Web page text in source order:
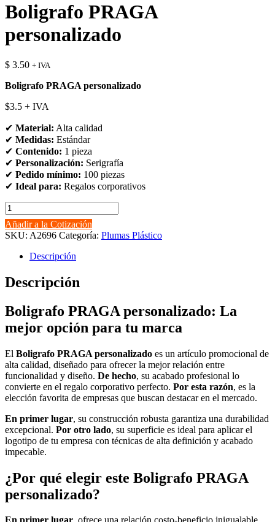
Boligrafo PRAGA
personalizado
$ 3.50 + IVA
Boligrafo PRAGA personalizado
$3.5 + IVA
✔ Material: Alta calidad
✔ Medidas: Estándar
✔ Contenido: 1 pieza
✔ Personalización: Serigrafía
✔ Pedido mínimo: 100 piezas
✔ Ideal para: Regalos corporativos
Boligrafo
PRAGA
personalizado
cantidad
Añadir a la Cotización
SKU: A2696 Categoría: Plumas Plástico
Descripción
Descripción
Boligrafo PRAGA personalizado: La
mejor opción para tu marca
El Boligrafo PRAGA personalizado es un artículo promocional de
alta calidad, diseñado para ofrecer la mejor relación entre
funcionalidad y diseño. De hecho, su acabado profesional lo
convierte en el regalo corporativo perfecto. Por esta razón, es la
elección favorita de empresas que buscan destacar en el mercado.
En primer lugar, su construcción robusta garantiza una durabilidad
excepcional. Por otro lado, su superficie es ideal para aplicar el
logotipo de tu empresa con técnicas de alta definición y acabado
impecable.
¿Por qué elegir este Boligrafo PRAGA
personalizado?